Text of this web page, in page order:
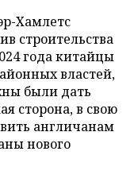
Хамлетс
строительства
года китайцы
властей,
были дать
сторона, в свою
англичанам
нового